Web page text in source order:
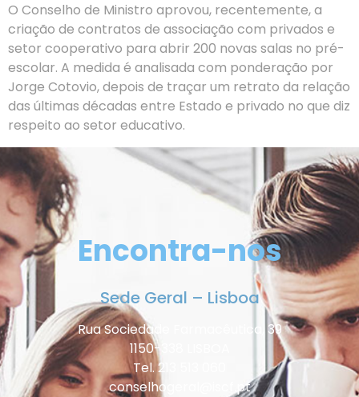
O Conselho de Ministro aprovou, recentemente, a
criação de contratos de associação com privados e
setor cooperativo para abrir 200 novas salas no pré-
escolar. A medida é analisada com ponderação por
Jorge Cotovio, depois de traçar um retrato da relação
das últimas décadas entre Estado e privado no que diz
respeito ao setor educativo.
Encontra-nos
Sede Geral – Lisboa
Rua Sociedade Farmacêutica, 39
1150-338 LISBOA
Tel. 213 513 060
conselhogeral@iscf.pt